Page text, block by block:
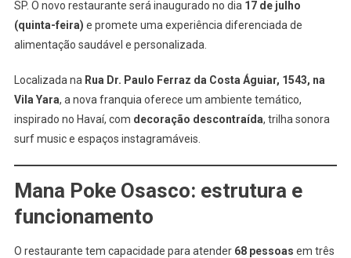
Reforça
Expansão
São
SP. O novo restaurante será inaugurado no dia 17 de julho
(quinta-feira) e promete uma experiência diferenciada de
alimentação saudável e personalizada.
Localizada na Rua Dr. Paulo Ferraz da Costa Águiar, 1543, na
Vila Yara, a nova franquia oferece um ambiente temático,
inspirado no Havaí, com decoração descontraída, trilha sonora
surf music e espaços instagramáveis.
Mana Poke Osasco: estrutura e
funcionamento
O restaurante tem capacidade para atender 68 pessoas em três